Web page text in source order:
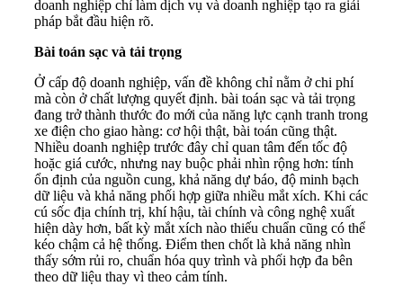
doanh nghiệp chỉ làm dịch vụ và doanh nghiệp tạo ra giải
pháp bắt đầu hiện rõ.
Bài toán sạc và tải trọng
Ở cấp độ doanh nghiệp, vấn đề không chỉ nằm ở chi phí
mà còn ở chất lượng quyết định. bài toán sạc và tải trọng
đang trở thành thước đo mới của năng lực cạnh tranh trong
xe điện cho giao hàng: cơ hội thật, bài toán cũng thật.
Nhiều doanh nghiệp trước đây chỉ quan tâm đến tốc độ
hoặc giá cước, nhưng nay buộc phải nhìn rộng hơn: tính
ổn định của nguồn cung, khả năng dự báo, độ minh bạch
dữ liệu và khả năng phối hợp giữa nhiều mắt xích. Khi các
cú sốc địa chính trị, khí hậu, tài chính và công nghệ xuất
hiện dày hơn, bất kỳ mắt xích nào thiếu chuẩn cũng có thể
kéo chậm cả hệ thống. Điểm then chốt là khả năng nhìn
thấy sớm rủi ro, chuẩn hóa quy trình và phối hợp đa bên
theo dữ liệu thay vì theo cảm tính.